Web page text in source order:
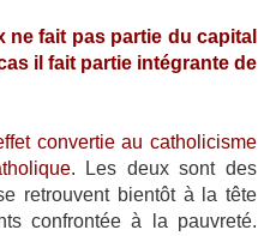
ne fait pas partie du capital
il fait partie intégrante de
convertie au catholicisme
Les deux sont des
retrouvent bientôt à la tête
confrontée à la pauvreté.